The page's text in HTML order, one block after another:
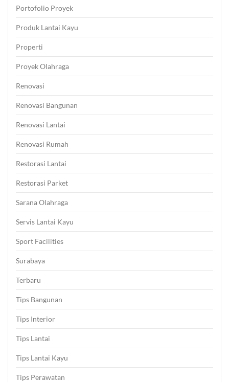
Portofolio Proyek
Produk Lantai Kayu
Properti
Proyek Olahraga
Renovasi
Renovasi Bangunan
Renovasi Lantai
Renovasi Rumah
Restorasi Lantai
Restorasi Parket
Sarana Olahraga
Servis Lantai Kayu
Sport Facilities
Surabaya
Terbaru
Tips Bangunan
Tips Interior
Tips Lantai
Tips Lantai Kayu
Tips Perawatan